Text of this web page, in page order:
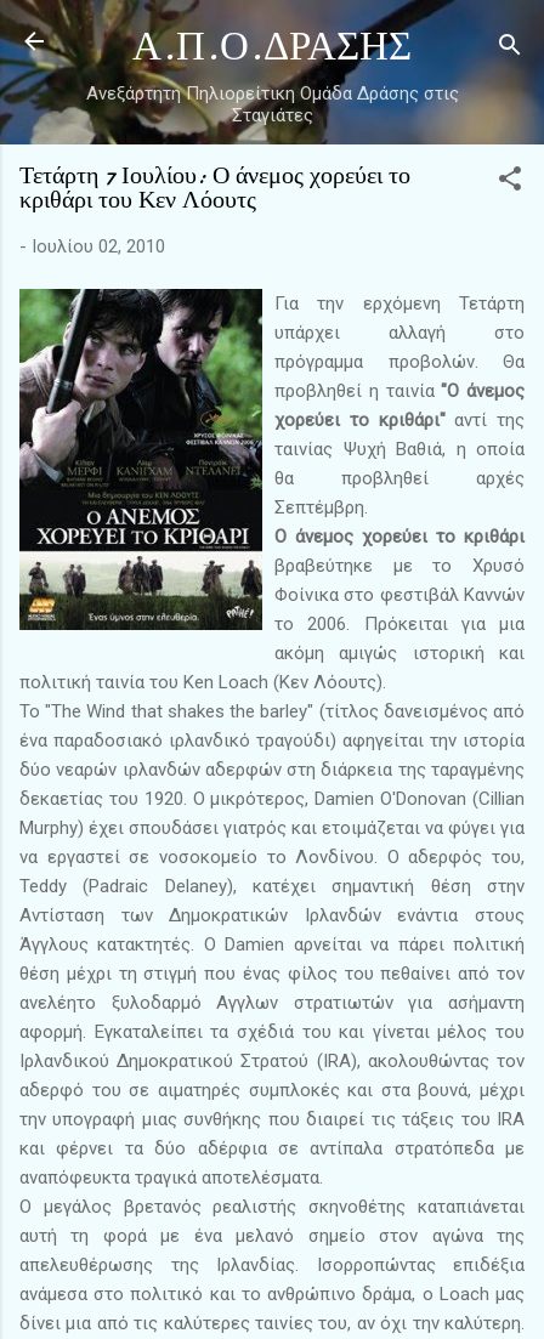
Μετάβαση στο κύριο περιεχόμενο
Α.Π.Ο.ΔΡΑΣΗΣ
Ανεξάρτητη Πηλιορείτικη Ομάδα Δράσης στις
Σταγιάτες
Τετάρτη 7 Ιουλίου: Ο άνεμος χορεύει το
κριθάρι του Κεν Λόουτς
- Ιουλίου 02, 2010
Για την ερχόμενη Τετάρτη
υπάρχει αλλαγή στο
πρόγραμμα προβολών. Θα
προβληθεί η ταινία"Ο άνεμος
χορεύει το κριθάρι"αντί της
ταινίας Ψυχή Βαθιά, η οποία
θα προβληθεί αρχές
Σεπτέμβρη.
Ο άνεμος χορεύει το κριθάρι
βραβεύτηκε με το Χρυσό
Φοίνικα στο φεστιβάλ Καννών
το 2006. Πρόκειται για μια
ακόμη αμιγώς ιστορική και
πολιτική ταινία του Ken Loach (Κεν Λόουτς).
Το "The Wind that shakes the barley" (τίτλος δανεισμένος από
ένα παραδοσιακό ιρλανδικό τραγούδι) αφηγείται την ιστορία
δύο νεαρών ιρλανδών αδερφών στη διάρκεια της ταραγμένης
δεκαετίας του 1920. Ο μικρότερος, Damien O'Donovan (Cillian
Murphy) έχει σπουδάσει γιατρός και ετοιμάζεται να φύγει για
να εργαστεί σε νοσοκομείο το Λονδίνου. Ο αδερφός του,
Teddy (Padraic Delaney), κατέχει σημαντική θέση στην
Αντίσταση των Δημοκρατικών Ιρλανδών ενάντια στους
Άγγλους κατακτητές. Ο Damien αρνείται να πάρει πολιτική
θέση μέχρι τη στιγμή που ένας φίλος του πεθαίνει από τον
ανελέητο ξυλοδαρμό Αγγλων στρατιωτών για ασήμαντη
αφορμή. Εγκαταλείπει τα σχέδιά του και γίνεται μέλος του
Ιρλανδικού Δημοκρατικού Στρατού (IRA), ακολουθώντας τον
αδερφό του σε αιματηρές συμπλοκές και στα βουνά, μέχρι
την υπογραφή μιας συνθήκης που διαιρεί τις τάξεις του IRA
και φέρνει τα δύο αδέρφια σε αντίπαλα στρατόπεδα με
αναπόφευκτα τραγικά αποτελέσματα.
Ο μεγάλος βρετανός ρεαλιστής σκηνοθέτης καταπιάνεται
αυτή τη φορά με ένα μελανό σημείο στον αγώνα της
απελευθέρωσης της Ιρλανδίας. Ισορροπώντας επιδέξια
ανάμεσα στο πολιτικό και το ανθρώπινο δράμα, ο Loach μας
δίνει μια από τις καλύτερες ταινίες του, αν όχι την καλύτερη.